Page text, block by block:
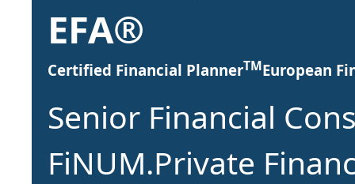
EFA®
Certified Financial PlannerTMEuropean
Senior Financial
FiNUM.Private